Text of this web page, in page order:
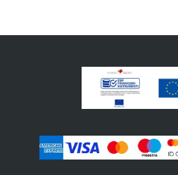
Donji Babin
HR-53223 Donji